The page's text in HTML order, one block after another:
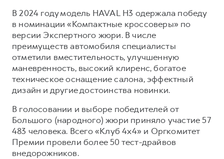
В 2024 году модель HAVAL H3 одержала победу
в номинации «Компактные кроссоверы» по
версии Экспертного жюри. В числе
преимуществ автомобиля специалисты
отметили вместительность, улучшенную
маневренность, высокий клиренс, богатое
техническое оснащение салона, эффектный
дизайн и другие достоинства новинки.
В голосовании и выборе победителей от
Большого (народного) жюри приняло участие 57
483 человека. Всего «Клуб 4х4» и Оргкомитет
Премии провели более 50 тест-драйвов
внедорожников.